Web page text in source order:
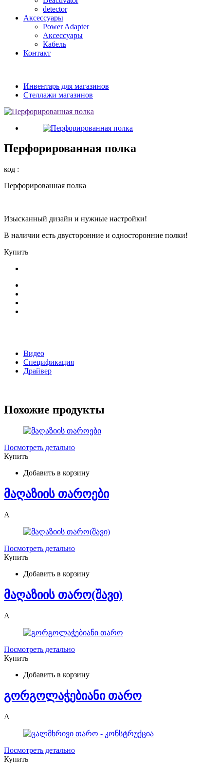
detector
Аксессуары
Power Adapter
Аксессуары
Кабель
Контакт
Инвентарь для магазинов
Стеллажи магазинов
Перфорированная полка
код :
Перфорированная полка
Изысканный дизайн и нужные настройки!
В наличии есть двусторонние и односторонние полки!
Купить
Видео
Спецификация
Драйвер
Похожие продукты
Посмотреть детально
Купить
Добавить в корзину
მაღაზიის თაროები
A
Посмотреть детально
Купить
Добавить в корзину
მაღაზიის თარო(შავი)
A
Посмотреть детально
Купить
Добавить в корзину
გორგოლაჭებიანი თარო
A
Посмотреть детально
Купить